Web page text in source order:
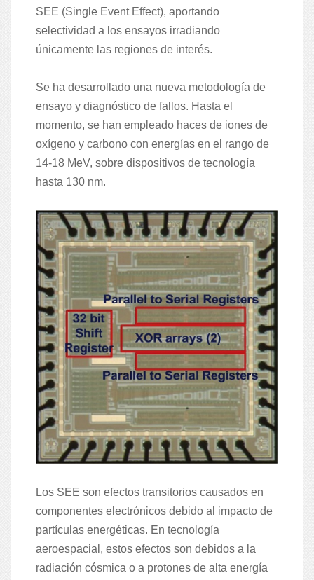
SEE (Single Event Effect), aportando
selectividad a los ensayos irradiando
únicamente las regiones de interés.
Se ha desarrollado una nueva metodología de
ensayo y diagnóstico de fallos. Hasta el
momento, se han empleado haces de iones de
oxígeno y carbono con energías en el rango de
14-18 MeV, sobre dispositivos de tecnología
hasta 130 nm.
Los SEE son efectos transitorios causados en
componentes electrónicos debido al impacto de
partículas energéticas. En tecnología
aeroespacial, estos efectos son debidos a la
radiación cósmica o a protones de alta energía